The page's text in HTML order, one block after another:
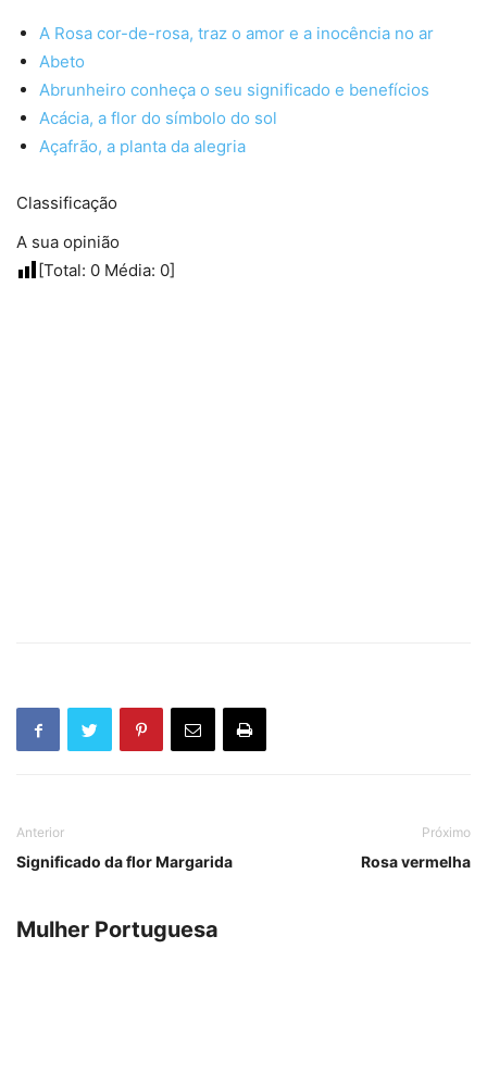
A Rosa cor-de-rosa, traz o amor e a inocência no ar
Abeto
Abrunheiro conheça o seu significado e benefícios
Acácia, a flor do símbolo do sol
Açafrão, a planta da alegria
Classificação
A sua opinião
[Total: 0 Média: 0]
Anterior
Significado da flor Margarida
Próximo
Rosa vermelha
Mulher Portuguesa